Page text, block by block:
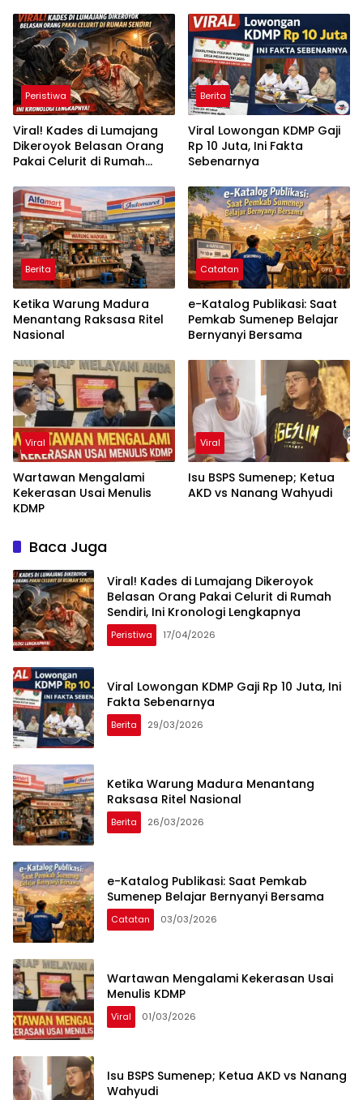
Peristiwa
Viral! Kades di Lumajang
Dikeroyok Belasan Orang
Pakai Celurit di Rumah
Lengkapnya
Berita
Viral Lowongan KDMP Gaji
Rp 10 Juta, Ini Fakta
Sebenarnya
Berita
Ketika Warung Madura
Menantang Raksasa Ritel
Nasional
Catatan
e-Katalog Publikasi: Saat
Pemkab Sumenep Belajar
Bernyanyi Bersama
Viral
Wartawan Mengalami
Kekerasan Usai Menulis
KDMP
Viral
Isu BSPS Sumenep; Ketua
AKD vs Nanang Wahyudi
Baca Juga
Viral! Kades di Lumajang Dikeroyok
Belasan Orang Pakai Celurit di Rumah
Sendiri, Ini Kronologi Lengkapnya
Peristiwa 17/04/2026
Viral Lowongan KDMP Gaji Rp 10 Juta, Ini
Fakta Sebenarnya
Berita 29/03/2026
Ketika Warung Madura Menantang
Raksasa Ritel Nasional
Berita 26/03/2026
e-Katalog Publikasi: Saat Pemkab
Sumenep Belajar Bernyanyi Bersama
Catatan 03/03/2026
Wartawan Mengalami Kekerasan Usai
Menulis KDMP
Viral 01/03/2026
Isu BSPS Sumenep; Ketua AKD vs Nanang
Wahyudi